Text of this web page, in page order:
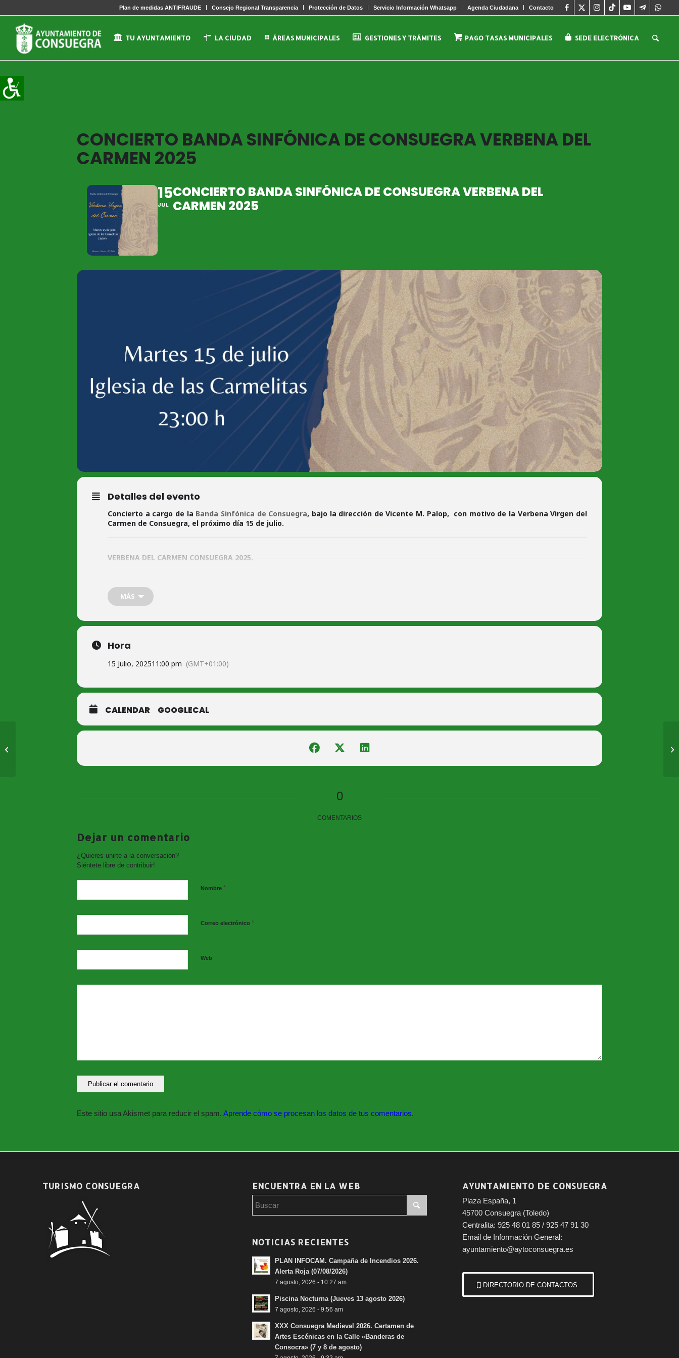
Plan de medidas ANTIFRAUDE Consejo Regional Transparencia Protección de Datos Servicio Información Whatsapp Agenda Ciudadana Contacto
TU AYUNTAMIENTO LA CIUDAD ÁREAS MUNICIPALES GESTIONES Y TRÁMITES PAGO TASAS MUNICIPALES SEDE ELECTRÓNICA
CONCIERTO BANDA SINFÓNICA DE CONSUEGRA VERBENA DEL
CARMEN 2025
15
JUL
CONCIERTO BANDA SINFÓNICA DE CONSUEGRA VERBENA DEL
CARMEN 2025
Detalles del evento
Concierto a cargo de la Banda Sinfónica de Consuegra, bajo la dirección de Vicente M. Palop, con motivo de la Verbena Virgen del
Carmen de Consuegra, el próximo día 15 de julio.
VERBENA DEL CARMEN CONSUEGRA 2025.
Martes 15 de julio, a las 23:00h, en la Iglesia de las Carmelitas.
Colabora elExcmo. Ayuntamiento de Consuegra
Os esperamos
+iNFO (Facebook Banda Sinfónica de Consuegra)
MÁS
Hora
15 Julio, 202511:00 pm (GMT+01:00)
CALENDAR GOOGLECAL
0
COMENTARIOS
Dejar un comentario
¿Quieres unirte a la conversación?
Siéntete libre de contribuir!
Nombre *
Correo electrónico *
Web
Este sitio usa Akismet para reducir el spam. Aprende cómo se procesan los datos de tus comentarios.
TURISMO CONSUEGRA ENCUENTRA EN LA WEB
NOTICIAS RECIENTES
PLAN INFOCAM. Campaña de Incendios 2026.
Alerta Roja (07/08/2026)
7 agosto, 2026 - 10:27 am
Piscina Nocturna (Jueves 13 agosto 2026)
7 agosto, 2026 - 9:56 am
XXX Consuegra Medieval 2026. Certamen de
Artes Escénicas en la Calle «Banderas de
Consocra» (7 y 8 de agosto)
AYUNTAMIENTO DE CONSUEGRA
Plaza España, 1
45700 Consuegra (Toledo)
Centralita: 925 48 01 85 / 925 47 91 30
Email de Información General:
ayuntamiento@aytoconsuegra.es
DIRECTORIO DE CONTACTOS
A la luz del Cine 2025.